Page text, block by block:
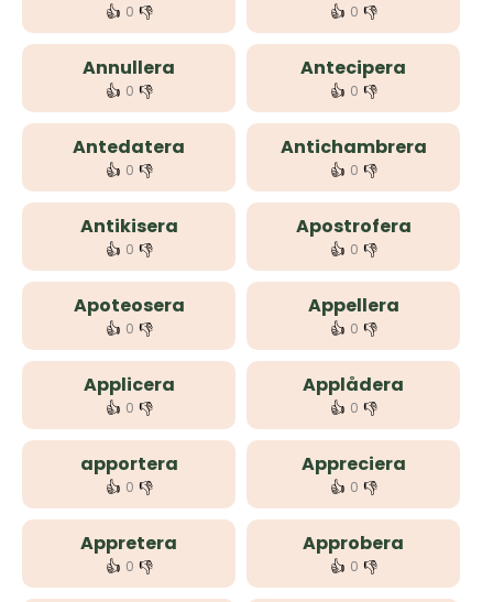
👍 0 👎 👍 0 👎
Annullera
👍 0 👎
Antecipera
👍 0 👎
Antedatera
👍 0 👎
Antichambrera
👍 0 👎
Antikisera
👍 0 👎
Apostrofera
👍 0 👎
Apoteosera
👍 0 👎
Appellera
👍 0 👎
Applicera
👍 0 👎
Applådera
👍 0 👎
apportera
👍 0 👎
Appreciera
👍 0 👎
Appretera
👍 0 👎
Approbera
👍 0 👎